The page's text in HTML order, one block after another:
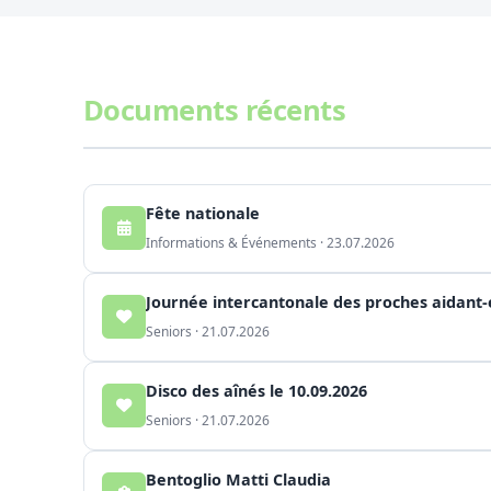
Documents récents
Fête nationale
Informations & Événements · 23.07.2026
Journée intercantonale des proches aidant-
Seniors · 21.07.2026
Disco des aînés le 10.09.2026
Seniors · 21.07.2026
Bentoglio Matti Claudia